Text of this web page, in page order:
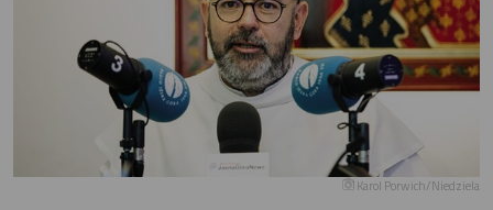
Karol Porwich/Niedziela